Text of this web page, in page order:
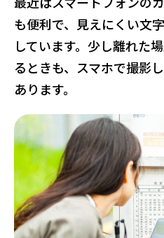
も便利で、見えにくい文
しています。少し離れた
るときも、スマホで撮影
あります。